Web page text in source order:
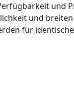
und
und
für